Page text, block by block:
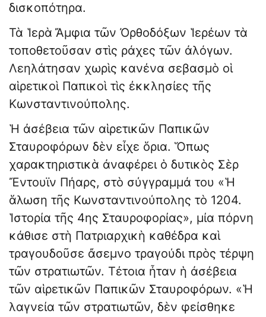
δισκοπότηρα.
Τὰ Ἱερὰ Ἄμφια τῶν Ὀρθοδόξων Ἱερέων τὰ
τοποθετοῦσαν στὶς ράχες τῶν ἀλόγων.
Λεηλάτησαν χωρὶς κανένα σεβασμὸ οἱ
αἱρετικοὶ Παπικοὶ τὶς ἐκκλησίες τῆς
Κωνσταντινούπολης.
Ἡ ἀσέβεια τῶν αἱρετικῶν Παπικῶν
Σταυροφόρων δὲν εἶχε ὅρια. Ὅπως
χαρακτηριστικὰ ἀναφέρει ὁ δυτικὸς Σὲρ
Ἔντουϊν Πήαρς, στὸ σύγγραμμά του «Ἡ
ἅλωση τῆς Κωνσταντινούπολης τὸ 1204.
Ἱστορία τῆς 4ης Σταυροφορίας», μία πόρνη
κάθισε στὴ Πατριαρχικὴ καθέδρα καὶ
τραγουδοῦσε ἄσεμνο τραγούδι πρὸς τέρψη
τῶν στρατιωτῶν. Τέτοια ἦταν ἡ ἀσέβεια
τῶν αἱρετικῶν Παπικῶν Σταυροφόρων. «Ἡ
λαγνεία τῶν στρατιωτῶν, δὲν φείσθηκε